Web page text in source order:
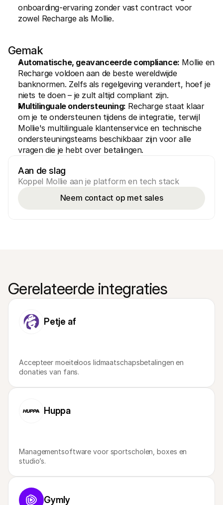
onboarding-ervaring zonder vast contract voor
zowel Recharge als Mollie.
Gemak
Automatische, geavanceerde compliance: Mollie en
Recharge voldoen aan de beste wereldwijde
banknormen. Zelfs als regelgeving verandert, hoef je
niets te doen – je zult altijd compliant zijn.
Multilinguale ondersteuning: Recharge staat klaar
om je te ondersteunen tijdens de integratie, terwijl
Mollie's multilinguale klantenservice en technische
ondersteuningsteams beschikbaar zijn voor alle
vragen die je hebt over betalingen.
Aan de slag
Koppel Mollie aan je platform en tech stack
Neem contact op met sales
Gerelateerde integraties
Petje af
Accepteer moeiteloos lidmaatschapsbetalingen en
donaties van fans.
Huppa
Managementsoftware voor sportscholen, boxes en
studio’s.
Gymly